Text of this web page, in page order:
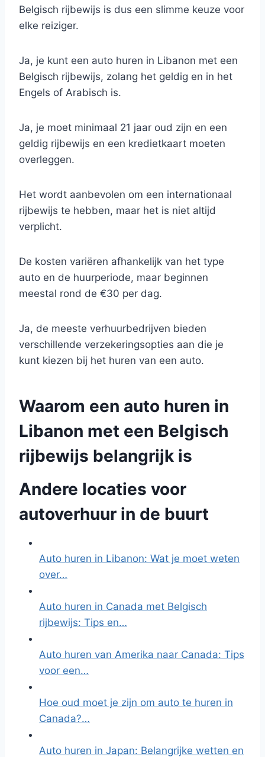
Belgisch rijbewijs is dus een slimme keuze voor
elke reiziger.
Ja, je kunt een auto huren in Libanon met een
Belgisch rijbewijs, zolang het geldig en in het
Engels of Arabisch is.
Ja, je moet minimaal 21 jaar oud zijn en een
geldig rijbewijs en een kredietkaart moeten
overleggen.
Het wordt aanbevolen om een internationaal
rijbewijs te hebben, maar het is niet altijd
verplicht.
De kosten variëren afhankelijk van het type
auto en de huurperiode, maar beginnen
meestal rond de €30 per dag.
Ja, de meeste verhuurbedrijven bieden
verschillende verzekeringsopties aan die je
kunt kiezen bij het huren van een auto.
Waarom een auto huren in
Libanon met een Belgisch
rijbewijs belangrijk is
Andere locaties voor
autoverhuur in de buurt
Auto huren in Libanon: Wat je moet weten
over…
Auto huren in Canada met Belgisch
rijbewijs: Tips en…
Auto huren van Amerika naar Canada: Tips
voor een…
Hoe oud moet je zijn om auto te huren in
Canada?…
Auto huren in Japan: Belangrijke wetten en